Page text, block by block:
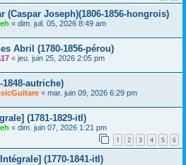
(Caspar Joseph)(1806-1856-hongrois)
« dim. juil. 05, 2026 8:49 am
Abril (1780-1856-pérou)
« jeu. juin 25, 2026 2:05 pm
autriche)
« mar. juin 09, 2026 6:29 pm
(1781-1829-itl)
« dim. juin 07, 2026 1:21 pm
1 2 3 4 5 6
(1770-1841-itl)